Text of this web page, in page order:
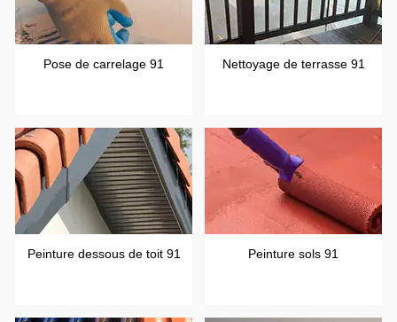
Pose de carrelage 91 Nettoyage de terrasse 91
Peinture dessous de toit 91 Peinture sols 91